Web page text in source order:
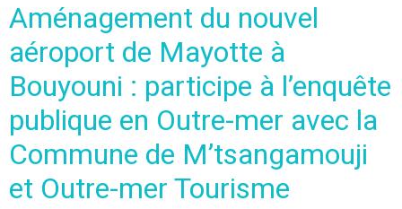
Aménagement du nouvel
aéroport de Mayotte à
Bouyouni : participe à l’enquête
publique en Outre-mer avec la
Commune de M’tsangamouji
et Outre-mer Tourisme